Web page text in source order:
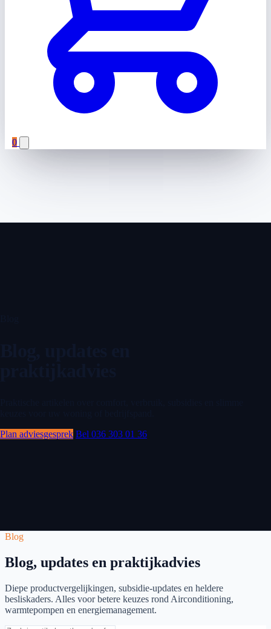
0
Plan adviesgesprek Bel 036 303 01 36
Blog
Blog, updates en praktijkadvies
Diepe productvergelijkingen, subsidie-updates en heldere
besliskaders. Alles voor betere keuzes rond Airconditioning,
warmtepompen en energiemanagement.